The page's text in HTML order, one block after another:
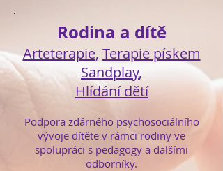
Rodina a dítě
Arteterapie, Terapie pískem
Sandplay,
Hlídání dětí
Podpora zdárného psychosociálního
vývoje dítěte v rámci rodiny ve
spolupráci s pedagogy a dalšími
odborníky.